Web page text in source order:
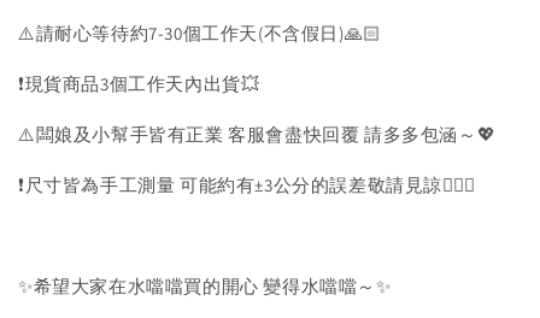
⚠️請耐心等待約7-30個工作天(不含假日)🙏🏻
❗️現貨商品3個工作天內出貨💥
⚠️闆娘及小幫手皆有正業 客服會盡快回覆 請多多包涵～💖
❗️尺寸皆為手工測量 可能約有±3公分的誤差敬請見諒🙇🏻‍♀️
✨希望大家在水噹噹買的開心 變得水噹噹～✨